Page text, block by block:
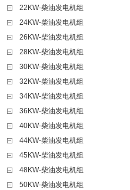
22KW-柴油发电机组
24KW-柴油发电机组
26KW-柴油发电机组
28KW-柴油发电机组
30KW-柴油发电机组
32KW-柴油发电机组
34KW-柴油发电机组
36KW-柴油发电机组
40KW-柴油发电机组
44KW-柴油发电机组
45KW-柴油发电机组
48KW-柴油发电机组
50KW-柴油发电机组